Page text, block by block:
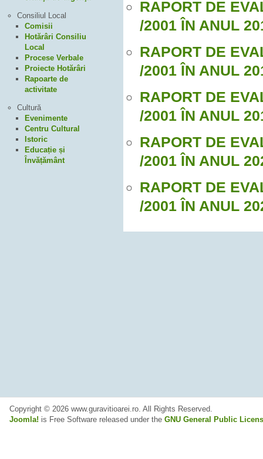
RAPORT DE
/2001 ÎN ANUL
RAPORT DE
/2001 ÎN ANUL
RAPORT DE
/2001 ÎN ANUL
RAPORT DE
/2001 ÎN ANUL
RAPORT DE
/2001 ÎN ANUL
Consiliul Local
Comisii
Hotărâri Consiliu
Local
Procese Verbale
Proiecte Hotărâri
Rapoarte de
activitate
Cultură
Evenimente
Centru Cultural
Istoric
Educație și
Învățământ
Copyright © 2026 www.guravitioarei.ro. All Rights Reserved.
Joomla! is Free Software released under the GNU General Public